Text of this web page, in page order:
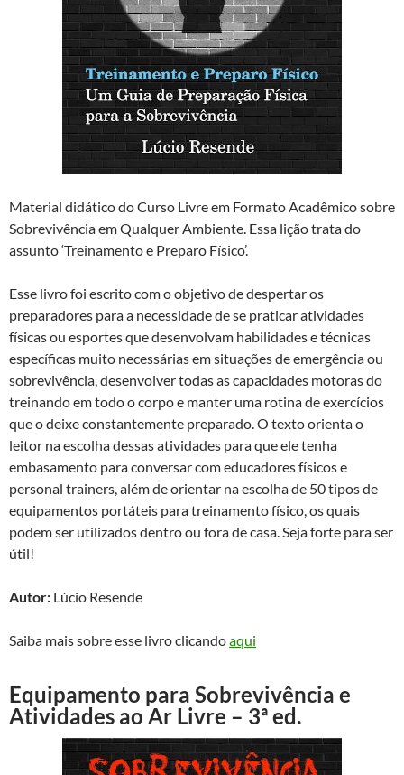
Material didático do Curso Livre em Formato Acadêmico sobre
Sobrevivência em Qualquer Ambiente. Essa lição trata do
assunto ‘Treinamento e Preparo Físico’.
Esse livro foi escrito com o objetivo de despertar os
preparadores para a necessidade de se praticar atividades
físicas ou esportes que desenvolvam habilidades e técnicas
específicas muito necessárias em situações de emergência ou
sobrevivência, desenvolver todas as capacidades motoras do
treinando em todo o corpo e manter uma rotina de exercícios
que o deixe constantemente preparado. O texto orienta o
leitor na escolha dessas atividades para que ele tenha
embasamento para conversar com educadores físicos e
personal trainers, além de orientar na escolha de 50 tipos de
equipamentos portáteis para treinamento físico, os quais
podem ser utilizados dentro ou fora de casa. Seja forte para ser
útil!
Autor: Lúcio Resende
Saiba mais sobre esse livro clicandoaqui
Equipamento para Sobrevivência e
Atividades ao Ar Livre – 3ª ed.